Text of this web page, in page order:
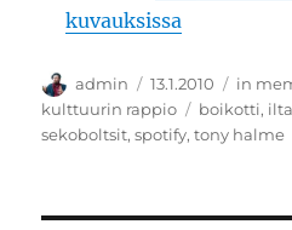
kuvauksissa
Kirjoittaja
admin Julkaistu
13.1.2010 in
kulttuurin rappio
Avainsanat
boikotti,
sekoboltsit,spotify,tony halme